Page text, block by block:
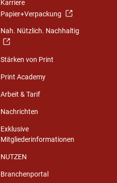
Karriere
Papier+Verpackung
Nah. Nützlich. Nachhaltig
Stärken von Print
Print Academy
Arbeit & Tarif
Nachrichten
Exklusive
Mitgliederinformationen
NUTZEN
Branchenportal